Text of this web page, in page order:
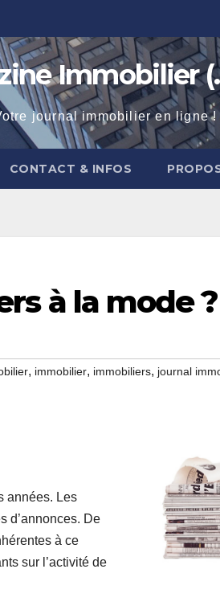
Immobilier
journal immobilier en ligne !
CONTACT & INFOS
à la mode ?
, immobilier, immobiliers, journal
années. Les
d’annonces. De
à ce
sur l’activité de